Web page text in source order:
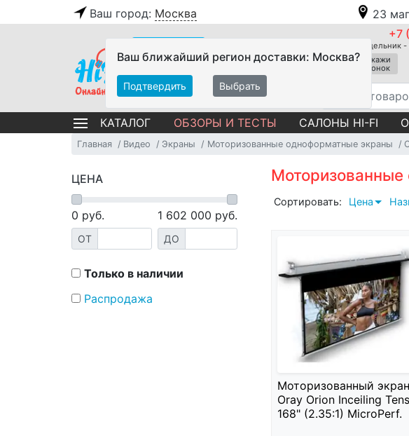
Ваш город: Москва 23
Ваш ближайший регион доставки: Москва?
Подтвердить Выбрать
+7
Понедельник
Закажи
звонок
КАТАЛОГ ОБЗОРЫ И ТЕСТЫ САЛОНЫ HI-FI
Главная Видео Экраны Моторизованные одноформатные экраны
Сортировать: Цена
Моторизованный экран
Oray Orion Inceiling Tens
168" (2.35:1) MicroPerf.
ЦЕНА
0 руб. 1 602 000 руб.
ОТ ДО
Только в наличии
Распродажа